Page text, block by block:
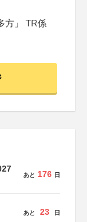
方」 TR係
あと 176 日
あと 23 日